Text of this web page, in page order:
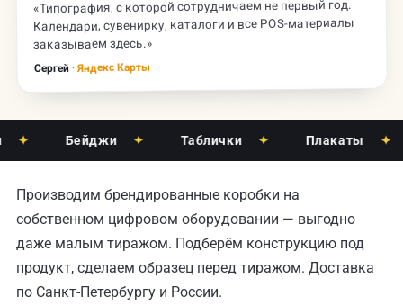
«Типография, с которой сотрудничаем не первый год.
Календари, сувенирку, каталоги и все POS-материалы
заказываем здесь.»
Сергей· Яндекс Карты
Бейджи ✦ Таблички ✦ Плакаты ✦
Производим брендированные коробки на
собственном цифровом оборудовании — выгодно
даже малым тиражом. Подберём конструкцию под
продукт, сделаем образец перед тиражом. Доставка
по Санкт-Петербургу и России.